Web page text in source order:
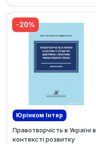
Юрінком Iнтер
Новинка Эксклюзив
Правотворчість в Україні в
контексті розвитку
-20%